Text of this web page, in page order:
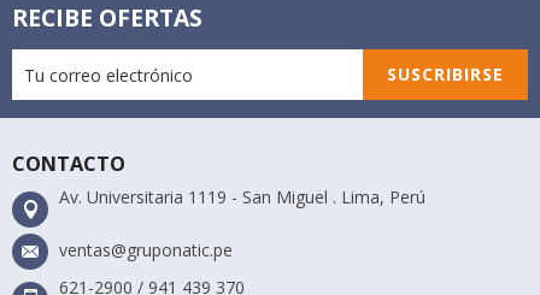
RECIBE OFERTAS
SUSCRIBIRSE
CONTACTO
Av. Universitaria 1119 - San Miguel . Lima, Perú
ventas@gruponatic.pe
621-2900 / 941 439 370